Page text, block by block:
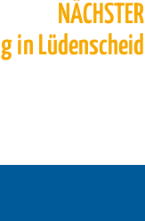
NÄCHSTER
in Lüdenscheid